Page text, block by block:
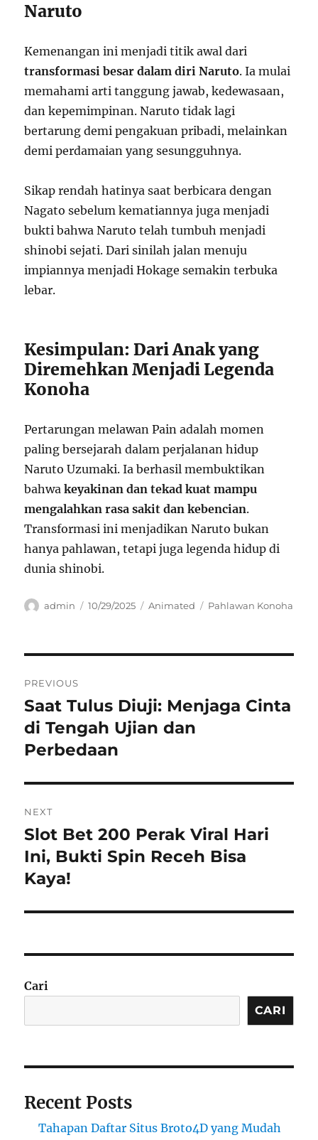
Naruto
Kemenangan ini menjadi titik awal dari
transformasi besar dalam diri Naruto. Ia mulai
memahami arti tanggung jawab, kedewasaan,
dan kepemimpinan. Naruto tidak lagi
bertarung demi pengakuan pribadi, melainkan
demi perdamaian yang sesungguhnya.
Sikap rendah hatinya saat berbicara dengan
Nagato sebelum kematiannya juga menjadi
bukti bahwa Naruto telah tumbuh menjadi
shinobi sejati. Dari sinilah jalan menuju
impiannya menjadi Hokage semakin terbuka
lebar.
Kesimpulan: Dari Anak yang
Diremehkan Menjadi Legenda
Konoha
Pertarungan melawan Pain adalah momen
paling bersejarah dalam perjalanan hidup
Naruto Uzumaki. Ia berhasil membuktikan
bahwakeyakinan dan tekad kuat mampu
mengalahkan rasa sakit dan kebencian.
Transformasi ini menjadikan Naruto bukan
hanya pahlawan, tetapi juga legenda hidup di
dunia shinobi.
Author
admin
Posted
10/29/2025 Categories
Animated Tags
Pahlawan Konoha
pos
PREVIOUS
Previous
post:
Saat Tulus Diuji: Menjaga Cinta
di Tengah Ujian dan
Perbedaan
NEXT
Next
post:
Slot Bet 200 Perak Viral Hari
Ini, Bukti Spin Receh Bisa
Kaya!
Cari
CARI
Recent Posts
Tahapan Daftar Situs Broto4D yang Mudah